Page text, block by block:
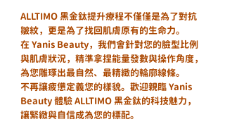
ALLTIMO 黑金鈦提升療程不僅僅是為了對抗
皺紋，更是為了找回肌膚原有的生命力。
在 Yanis Beauty，我們會針對您的臉型比例
與肌膚狀況，精準拿捏能量發數與操作角度，
為您雕琢出最自然、最精緻的輪廓線條。
不再讓疲憊定義您的樣貌。歡迎親臨 Yanis
Beauty 體驗 ALLTIMO 黑金鈦的科技魅力，
讓緊緻與自信成為您的標配。